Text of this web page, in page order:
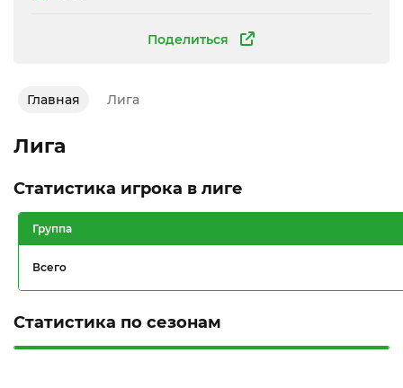
Поделиться
Главная Лига
Лига
Статистика игрока в лиге
Группа
Всего
Статистика по сезонам